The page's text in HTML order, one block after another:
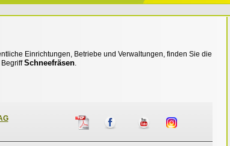
Einrichtungen, Betriebe und Verwaltungen, finden Sie die
Schneefräsen.